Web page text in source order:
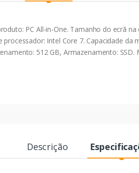
PC All-in-One. Tamanho do ecrã
processador: Intel Core 7. Capacidade
512 GB, Armazenamento:
Descrição